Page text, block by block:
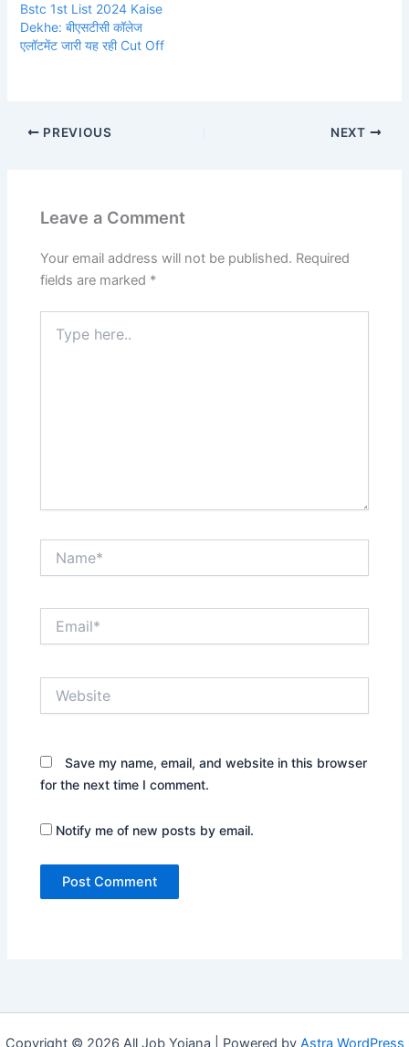
Bstc 1st List 2024 Kaise
Dekhe: बीएसटीसी कॉलेज
एलॉटमेंट जारी यह रही Cut Off
PREVIOUS NEXT
Leave a Comment
Your email address will not be published. Required
fields are marked *
here..
Save my name, email, and website in this browser
for the next time I comment.
Notify me of new posts by email.
Copyright © 2026 All Job Yojana | Powered by Astra WordPress